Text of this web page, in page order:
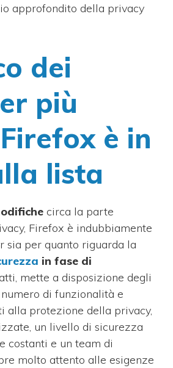
approfondito della privacy
dei
più
è in
lista
circa la parte
Firefox è indubbiamente
sia per quanto riguarda la
in fase di
mette a disposizione degli
di funzionalità e
alla protezione della privacy,
un livello di sicurezza
costanti e un team di
molto attento alle esigenze